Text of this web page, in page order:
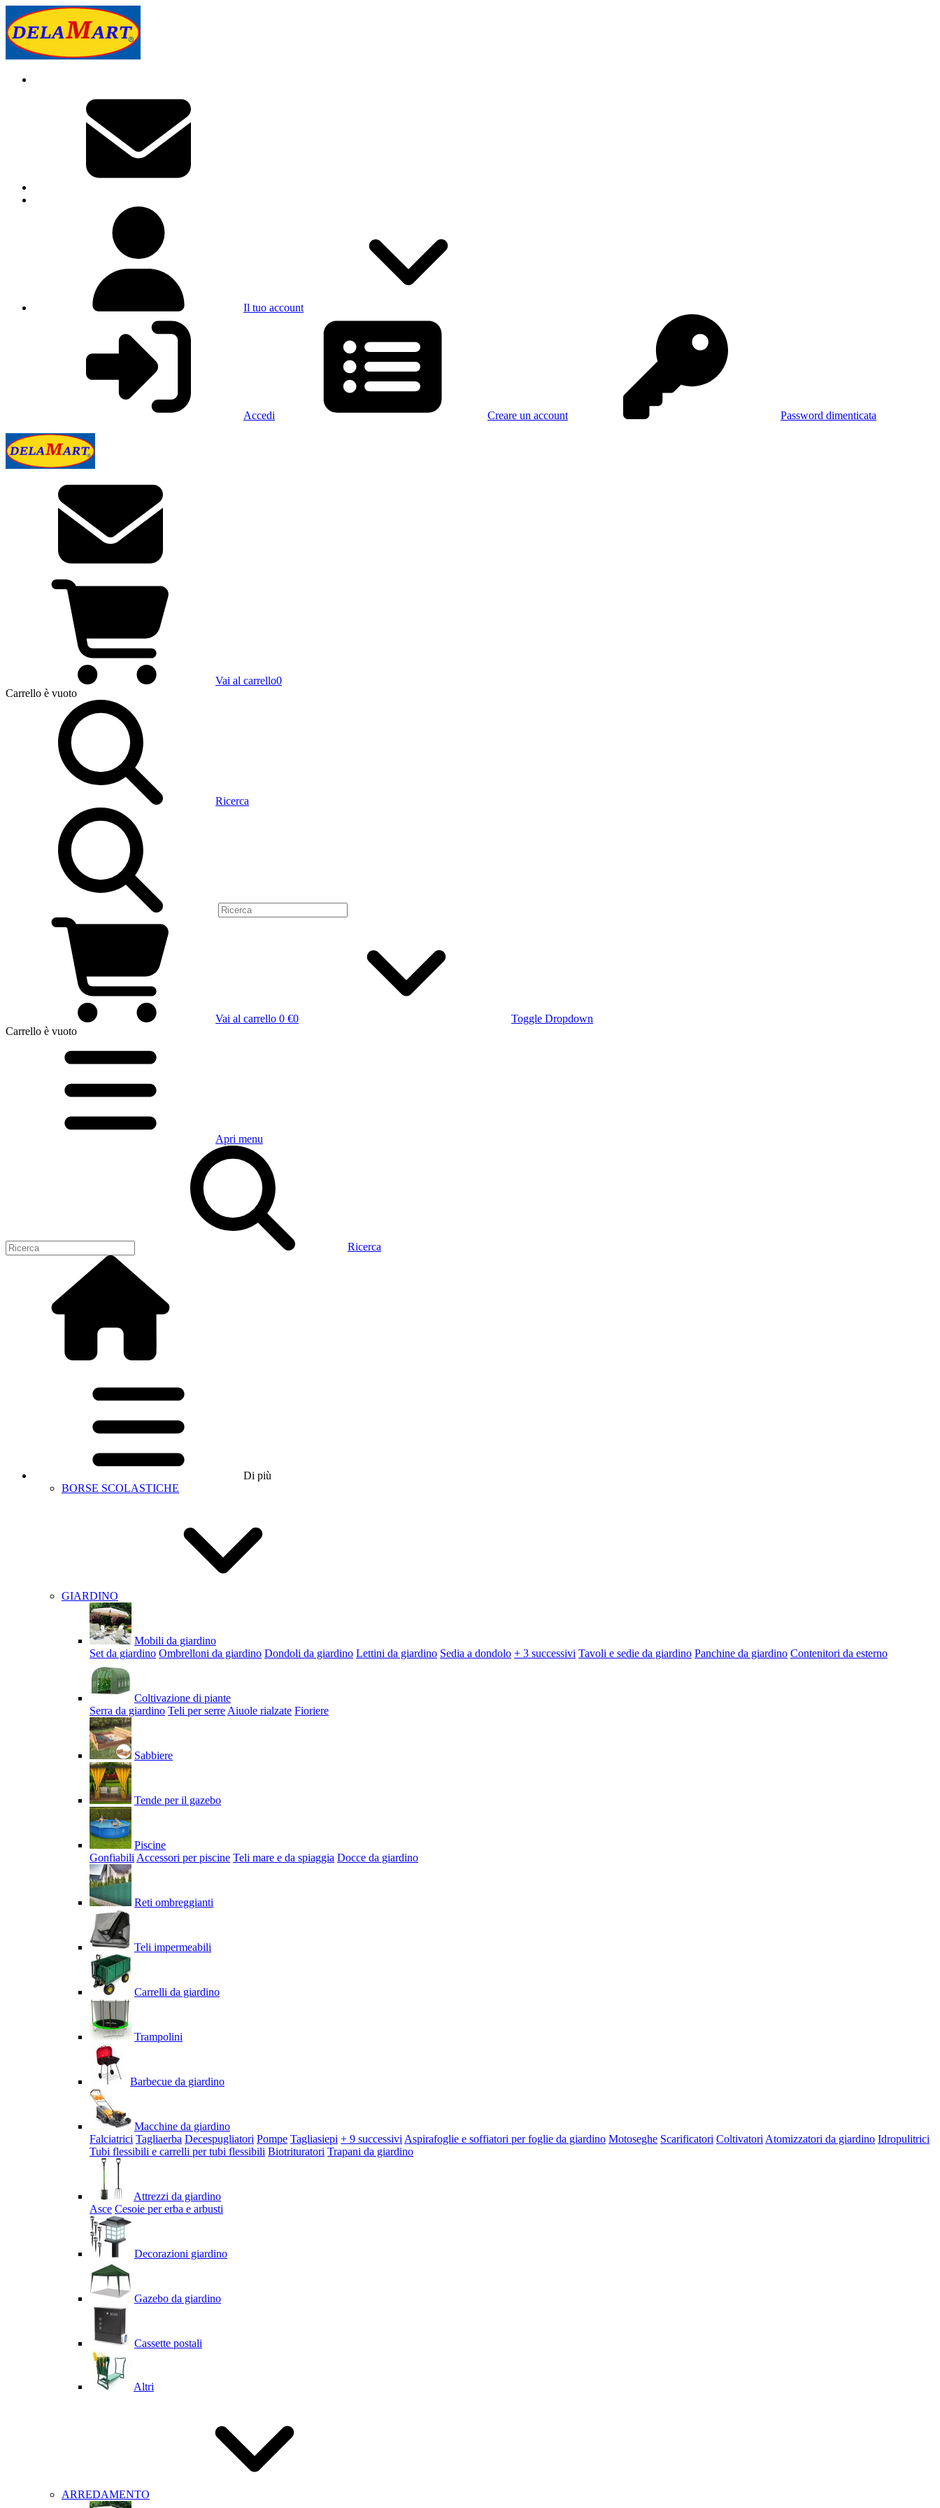
Il tuo account
Accedi Creare un account Password dimenticata
Vai al carrello0
Carrello è vuoto
Ricerca
Vai al carrello 0 €0
Toggle Dropdown
Carrello è vuoto
Apri menu
Ricerca
Di più
BORSE SCOLASTICHE
GIARDINO
Mobili da giardino
Set da giardino Ombrelloni da giardino Dondoli da giardino Lettini da giardino Sedia a dondolo + 3 successivi Tavoli e sedie da giardino Panchine da giardino Contenitori da esterno
Coltivazione di piante
Serra da giardino Teli per serre Aiuole rialzate Fioriere
Sabbiere
Tende per il gazebo
Piscine
Gonfiabili Accessori per piscine Teli mare e da spiaggia Docce da giardino
Reti ombreggianti
Teli impermeabili
Carrelli da giardino
Trampolini
Barbecue da giardino
Macchine da giardino
Falciatrici Tagliaerba Decespugliatori Pompe Tagliasiepi + 9 successivi Aspirafoglie e soffiatori per foglie da giardino Motoseghe Scarificatori Coltivatori Atomizzatori da giardino Idropulitrici
Tubi flessibili e carrelli per tubi flessibili Biotrituratori Trapani da giardino
Attrezzi da giardino
Asce Cesoie per erba e arbusti
Decorazioni giardino
Gazebo da giardino
Cassette postali
Altri
ARREDAMENTO